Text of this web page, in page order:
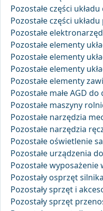
Pozostałe części układu
Pozostałe części
Pozostałe
Pozostałe elementy
Pozostałe elementy
Pozostałe elementy
Pozostałe elementy
Pozostałe małe AGD
Pozostałe maszyny
Pozostałe narzędzia
Pozostałe narzędzia
Pozostałe oświetlenie
Pozostałe urządzenia
Pozostałe
Pozostały osprzęt silnika
Pozostały sprzęt i
Pozostały sprzęt